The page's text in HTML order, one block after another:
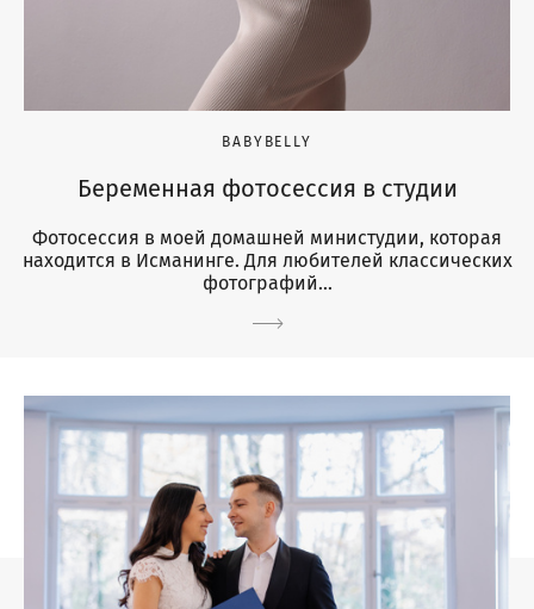
BABYBELLY
Беременная фотосессия в студии
Фотосессия в моей домашней министудии, которая
находится в Исманинге. Для любителей классических
фотографий...